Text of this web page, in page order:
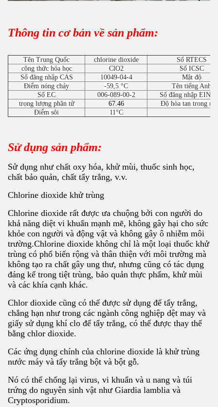
Thông tin cơ bản về sản phẩm:
Tên Trung Quốc chlorine dioxide
Số RTECS
công thức hóa học
ClO2
Số ICSC
Số đăng nhập CAS
10049-04-4
Mật độ
Điểm nóng chảy
-59,5 °C
Tên tiếng Anh
Số EC
006-089-00-2
Số đăng nhập
trọng lượng phân tử
67.46
Độ hòa tan trong
Điểm sôi
11°C
Sử dụng sản phẩm:
Sử dụng như chất oxy hóa, khử mùi, thuốc sinh học,
chất bảo quản, chất tẩy trắng, v.v.
Chlorine dioxide khử trùng
Chlorine dioxide rất được ưa chuộng bởi con người do
khả năng diệt vi khuẩn mạnh mẽ, không gây hại cho sức
khỏe con người và động vật và không gây ô nhiễm môi
trường.Chlorine dioxide không chỉ là một loại thuốc khử
trùng có phổ biến rộng và thân thiện với môi trường mà
không tạo ra chất gây ung thư, nhưng cũng có tác dụng
đáng kể trong tiệt trùng, bảo quản thực phẩm, khử mùi
và các khía cạnh khác.
Chlor dioxide cũng có thể được sử dụng để tẩy trắng,
chẳng hạn như trong các ngành công nghiệp dệt may và
giấy sử dụng khí clo để tẩy trắng, có thể được thay thế
bằng chlor dioxide.
Các ứng dụng chính của chlorine dioxide là khử trùng
nước máy và tẩy trắng bột và bột gỗ.
Nó có thể chống lại virus, vi khuẩn và u nang và túi
trứng do nguyên sinh vật như Giardia lamblia và
Cryptosporidium.